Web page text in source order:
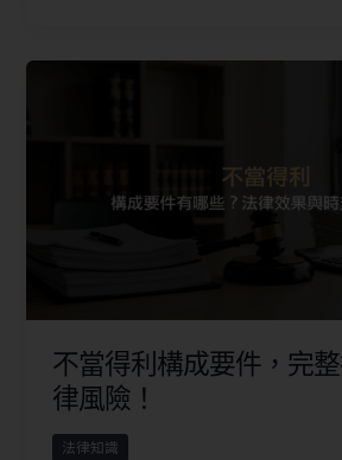
不當得利構成要件，完
律風險！
法律知識